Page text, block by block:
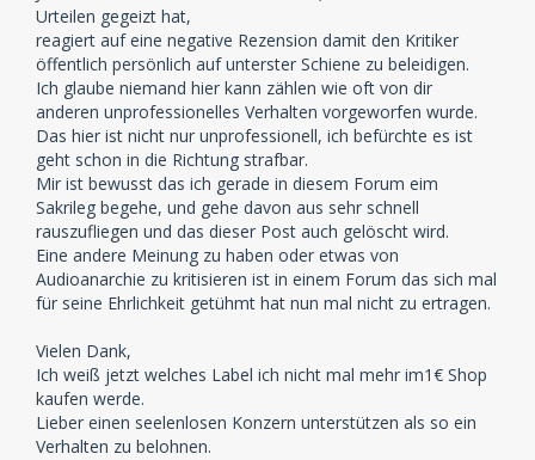
Urteilen gegeizt hat,
reagiert auf eine negative Rezension damit den Kritiker
öffentlich persönlich auf unterster Schiene zu beleidigen.
Ich glaube niemand hier kann zählen wie oft von dir
anderen unprofessionelles Verhalten vorgeworfen wurde.
Das hier ist nicht nur unprofessionell, ich befürchte es ist
geht schon in die Richtung strafbar.
Mir ist bewusst das ich gerade in diesem Forum eim
Sakrileg begehe, und gehe davon aus sehr schnell
rauszufliegen und das dieser Post auch gelöscht wird.
Eine andere Meinung zu haben oder etwas von
Audioanarchie zu kritisieren ist in einem Forum das sich mal
für seine Ehrlichkeit getühmt hat nun mal nicht zu ertragen.
Vielen Dank,
Ich weiß jetzt welches Label ich nicht mal mehr im1€ Shop
kaufen werde.
Lieber einen seelenlosen Konzern unterstützen als so ein
Verhalten zu belohnen.